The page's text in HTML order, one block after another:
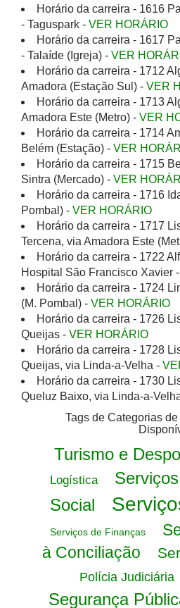
Horário da carreira - 1616
- Taguspark - VER HORÁRIO
Horário da carreira - 1617
- Talaíde (Igreja) - VER
Horário da carreira - 1712
Amadora (Estação Sul) - VER
Horário da carreira - 1713
Amadora Este (Metro) - VER
Horário da carreira - 1714
Belém (Estação) - VER
Horário da carreira - 1715
Sintra (Mercado) - VER
Horário da carreira - 1716
Pombal) - VER HORÁRIO
Horário da carreira - 1717
Tercena, via Amadora Este
Horário da carreira - 1722
Hospital São Francisco Xavier -
Horário da carreira - 1724
(M. Pombal) - VER HORÁRIO
Horário da carreira - 1726
Queijas - VER HORÁRIO
Horário da carreira - 1728
Queijas, via Linda-a-Velha -
Horário da carreira - 1730
Queluz Baixo, via Linda-a-
Tags de Categorias
Turismo e
Logística
Social
Serviços de Finanças
à Conciliação
Polícia Judiciária
Segurança